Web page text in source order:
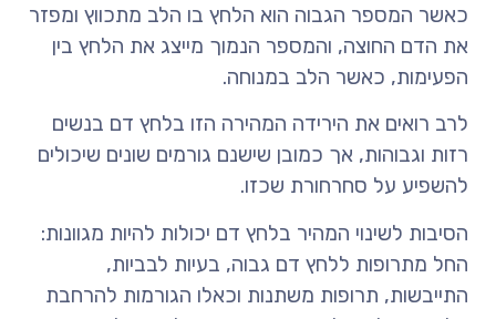
כאשר המספר הגבוה הוא הלחץ בו הלב מתכווץ ומפזר
את הדם החוצה, והמספר הנמוך מייצג את הלחץ בין
הפעימות, כאשר הלב במנוחה.
לרב רואים את הירידה המהירה הזו בלחץ דם בנשים
רזות וגבוהות, אך כמובן שישנם גורמים שונים שיכולים
להשפיע על סחרחורת שכזו.
הסיבות לשינוי המהיר בלחץ דם יכולות להיות מגוונות:
החל מתרופות ללחץ דם גבוה, בעיות לבביות,
התייבשות, תרופות משתנות וכאלו הגורמות להרחבת